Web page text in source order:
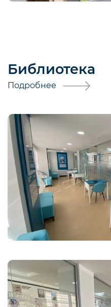
Библиотека
Подробнее